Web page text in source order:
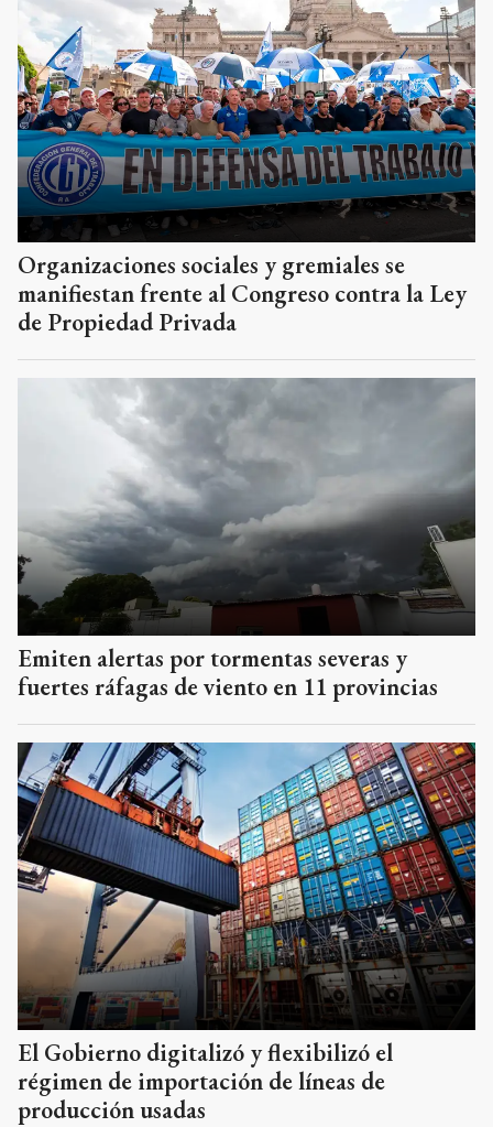
Organizaciones sociales y gremiales se
manifiestan frente al Congreso contra la Ley
de Propiedad Privada
Emiten alertas por tormentas severas y
fuertes ráfagas de viento en 11 provincias
El Gobierno digitalizó y flexibilizó el
régimen de importación de líneas de
producción usadas